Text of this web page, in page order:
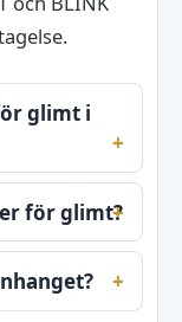
glimt i
för glimt?